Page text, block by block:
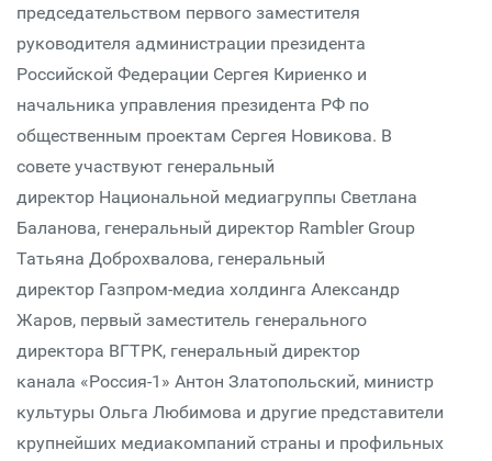
председательством первого заместителя
руководителя администрации президента
Российской Федерации Сергея Кириенко и
начальника управления президента РФ по
общественным проектам Сергея Новикова. В
совете участвуют генеральный
директор Национальной медиагруппы Светлана
Баланова, генеральный директор Rambler Group
Татьяна Доброхвалова, генеральный
директор Газпром-медиа холдинга Александр
Жаров, первый заместитель генерального
директора ВГТРК, генеральный директор
канала «Россия-1» Антон Златопольский, министр
культуры Ольга Любимова и другие представители
крупнейших медиакомпаний страны и профильных